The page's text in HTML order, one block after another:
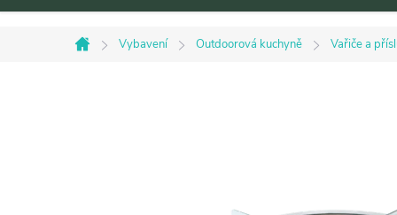
Domů
Vybavení Outdoorová kuchyně Vařiče a